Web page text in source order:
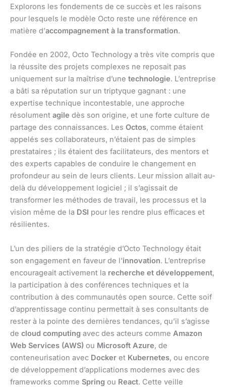
Explorons les fondements de ce succès et les raisons
pour lesquels le modèle Octo reste une référence en
matière d’accompagnement à la transformation.
Fondée en 2002, Octo Technology a très vite compris que
la réussite des projets complexes ne reposait pas
uniquement sur la maîtrise d’une technologie. L’entreprise
a bâti sa réputation sur un triptyque gagnant : une
expertise technique incontestable, une approche
résolument agile dès son origine, et une forte culture de
partage des connaissances. Les Octos, comme étaient
appelés ses collaborateurs, n’étaient pas de simples
prestataires ; ils étaient des facilitateurs, des mentors et
des experts capables de conduire le changement en
profondeur au sein de leurs clients. Leur mission allait au-
delà du développement logiciel ; il s’agissait de
transformer les méthodes de travail, les processus et la
vision même de la DSI pour les rendre plus efficaces et
résilientes.
L’un des piliers de la stratégie d’Octo Technology était
son engagement en faveur de l’innovation. L’entreprise
encourageait activement la recherche et développement,
la participation à des conférences techniques et la
contribution à des communautés open source. Cette soif
d’apprentissage continu permettait à ses consultants de
rester à la pointe des dernières tendances, qu’il s’agisse
de cloud computing avec des acteurs comme Amazon
Web Services (AWS) ou Microsoft Azure, de
conteneurisation avec Docker et Kubernetes, ou encore
de développement d’applications modernes avec des
frameworks comme Spring ou React. Cette veille